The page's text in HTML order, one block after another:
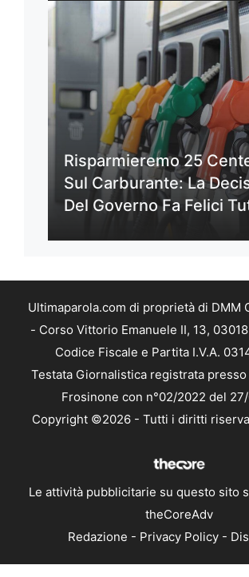
Risparmieremo 25
Sul Carburante: La
Del Governo Fa Felici
Ultimaparola.com di proprietà di DMM
- Corso Vittorio Emanuele II, 13,
Codice Fiscale e Partita I.V.A.
Testata Giornalistica registrata
Frosinone con n°02/2022 del
Copyright ©2026 - Tutti i diritti
Le attività pubblicitarie su questo sito
theCoreAdv
Redazione - Privacy Policy-